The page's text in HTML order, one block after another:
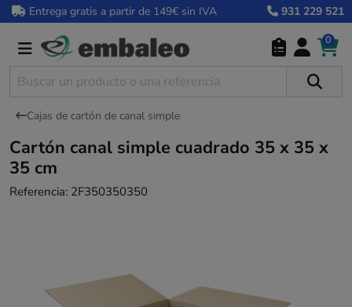
Entrega gratis a partir de 149€ sin IVA 931 229 521
0
Cajas de cartón de canal simple
Cartón canal simple cuadrado 35 x 35 x
35 cm
Referencia: 2F350350350